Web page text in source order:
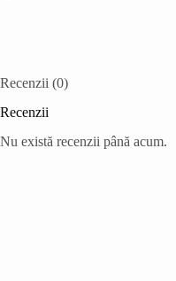
Recenzii (0)
Recenzii
Nu există recenzii până acum.